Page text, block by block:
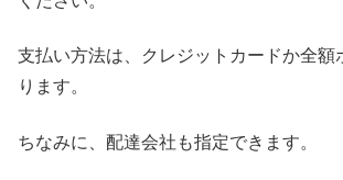
支払い方法は、クレジットカードか全額
ります。
ちなみに、配達会社も指定できます。